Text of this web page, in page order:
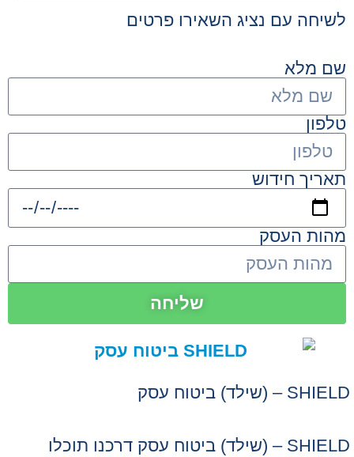
לשיחה עם נציג השאירו פרטים
שם מלא
טלפון
תאריך חידוש
מהות העסק
שליחה
SHIELD – (שילד) ביטוח עסק
SHIELD – (שילד) ביטוח עסק דרכנו תוכלו